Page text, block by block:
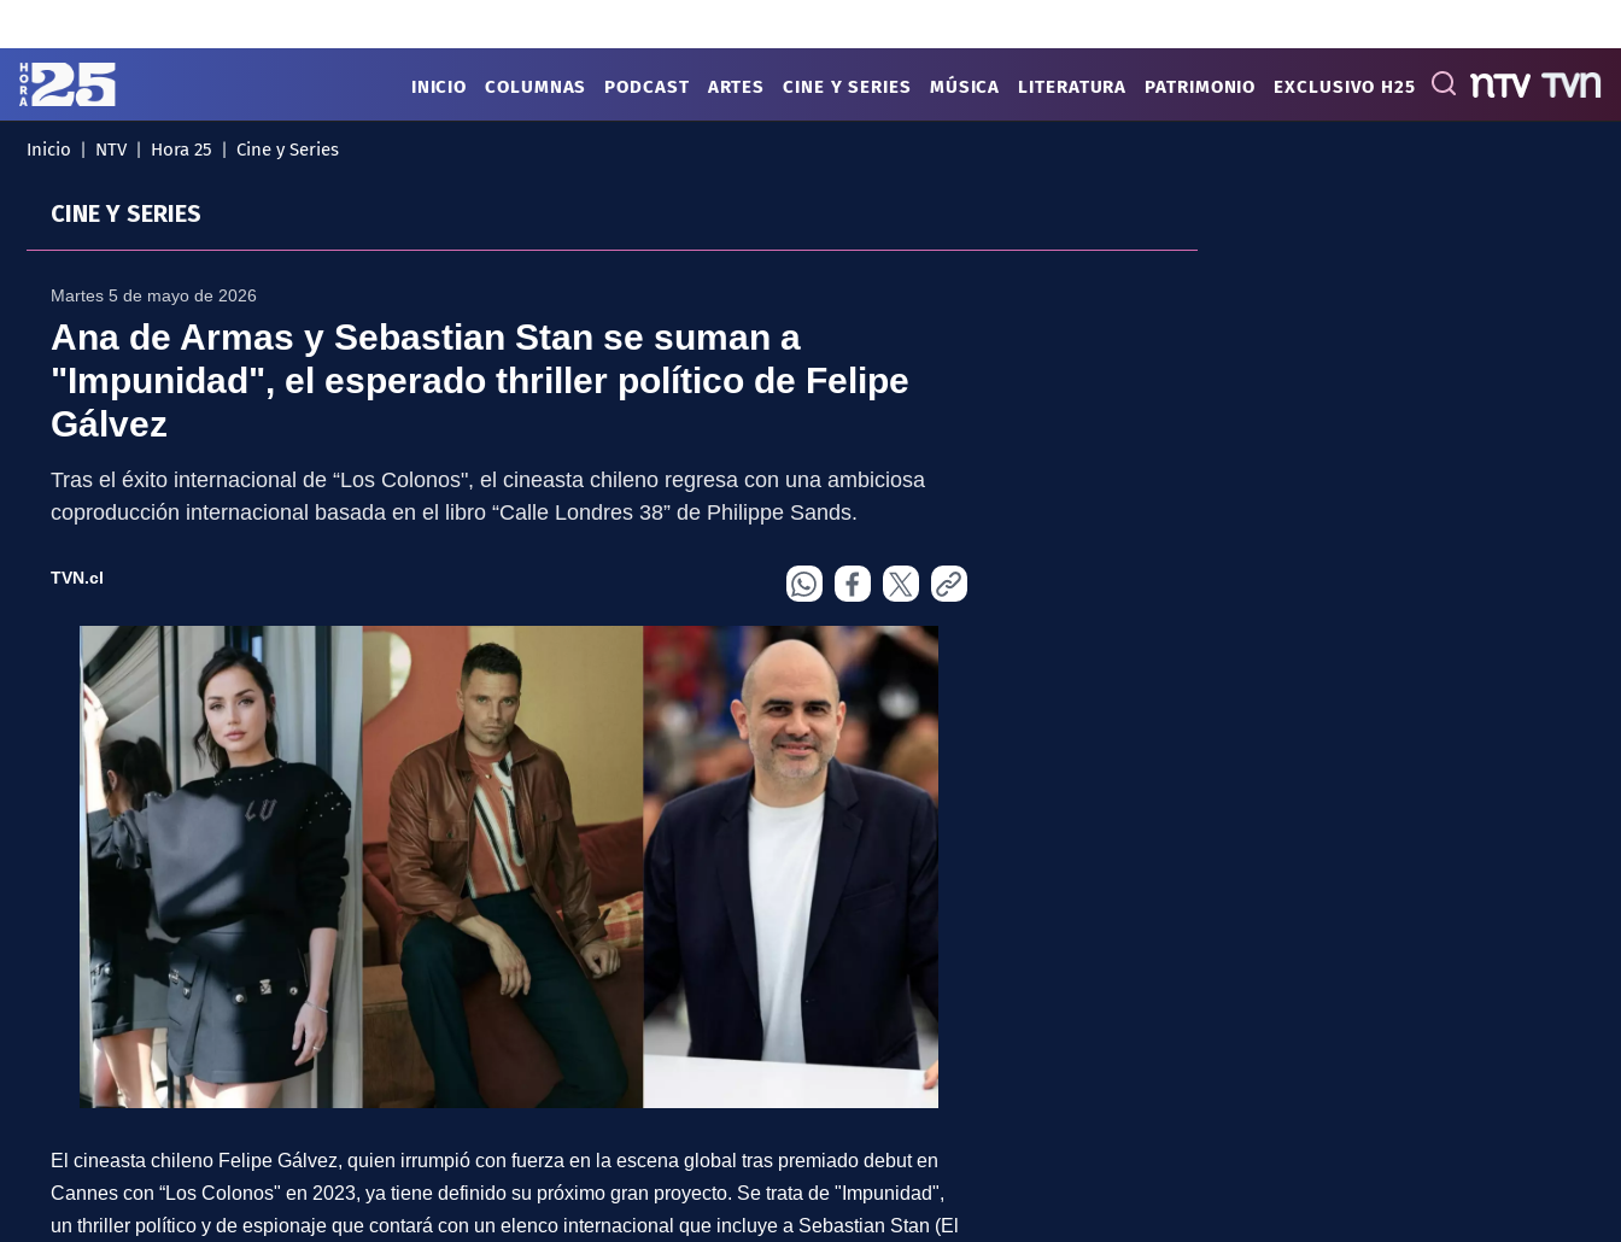
INICIO COLUMNAS PODCAST ARTES CINE Y SERIES MÚSICA LITERATURA PATRIMONIO EXCLUSIVO H25
MENÚ ✕
INICIO
COLUMNAS
Podcast
Cine y Series
Música
Literatura
Patrimonio
EXCLUSIVO H25
Inicio NTV Hora 25 Cine y Series
CINE Y SERIES
Martes 5 de mayo de 2026
Ana de Armas y Sebastian Stan se suman a
"Impunidad", el esperado thriller político de Felipe
Gálvez
Tras el éxito internacional de “Los Colonos", el cineasta chileno regresa con una ambiciosa
coproducción internacional basada en el libro “Calle Londres 38” de Philippe Sands.
TVN.cl
El cineasta chileno Felipe Gálvez, quien irrumpió con fuerza en la escena global tras premiado debut en
Cannes con “Los Colonos" en 2023, ya tiene definido su próximo gran proyecto. Se trata de " Impunidad",
un thriller político y de espionaje que contará con un elenco internacional que incluye a Sebastian Stan (El